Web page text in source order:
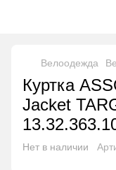
Велоодежда
Куртка
Jacket
Нет в наличии